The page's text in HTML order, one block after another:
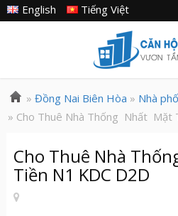
Tiếng Việt
English
» Đồng Nai Biên Hòa » Nhà
» Cho Thuê Nhà Thống Nhất Mặt
Cho Thuê Nhà
Tiền N1 KDC D2D